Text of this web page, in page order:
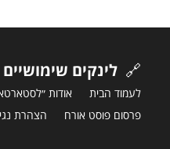
🔗 לינקים שימושיים
לעמוד הבית אודות
פרסום פוסט אורח
הצהרת